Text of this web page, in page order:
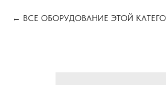
ВСЕ ОБОРУДОВАНИЕ ЭТОЙ